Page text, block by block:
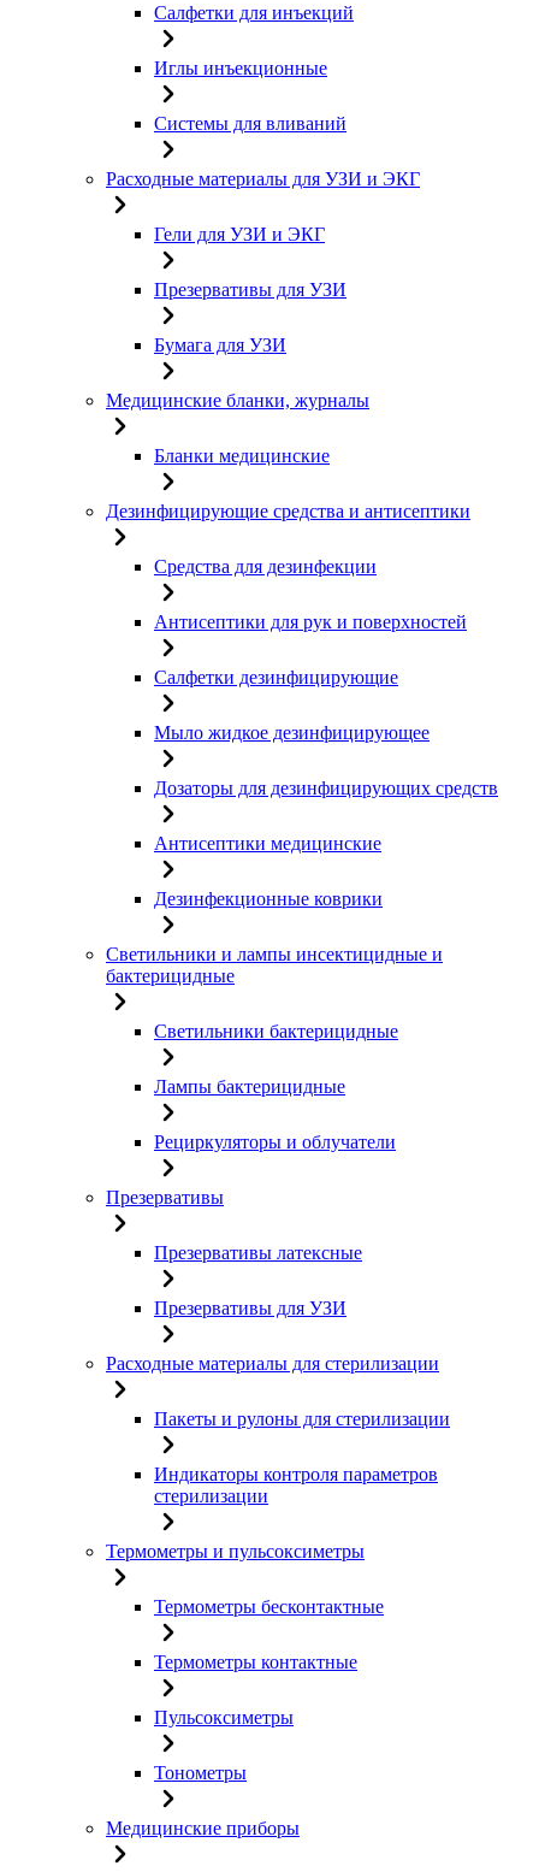
Салфетки для инъекций
Иглы инъекционные
Системы для вливаний
Расходные материалы для УЗИ и ЭКГ
Гели для УЗИ и ЭКГ
Презервативы для УЗИ
Бумага для УЗИ
Медицинские бланки, журналы
Бланки медицинские
Дезинфицирующие средства и антисептики
Средства для дезинфекции
Антисептики для рук и поверхностей
Салфетки дезинфицирующие
Мыло жидкое дезинфицирующее
Дозаторы для дезинфицирующих средств
Антисептики медицинские
Дезинфекционные коврики
Светильники и лампы инсектицидные и
бактерицидные
Светильники бактерицидные
Лампы бактерицидные
Рециркуляторы и облучатели
Презервативы
Презервативы латексные
Презервативы для УЗИ
Расходные материалы для стерилизации
Пакеты и рулоны для стерилизации
Индикаторы контроля параметров
стерилизации
Термометры и пульсоксиметры
Термометры бесконтактные
Термометры контактные
Пульсоксиметры
Тонометры
Медицинские приборы